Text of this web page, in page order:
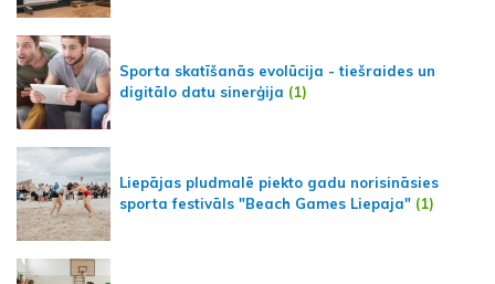
Sporta skatīšanās evolūcija - tiešraides un
digitālo datu sinerģija (1)
Liepājas pludmalē piekto gadu norisināsies
sporta festivāls "Beach Games Liepaja" (1)